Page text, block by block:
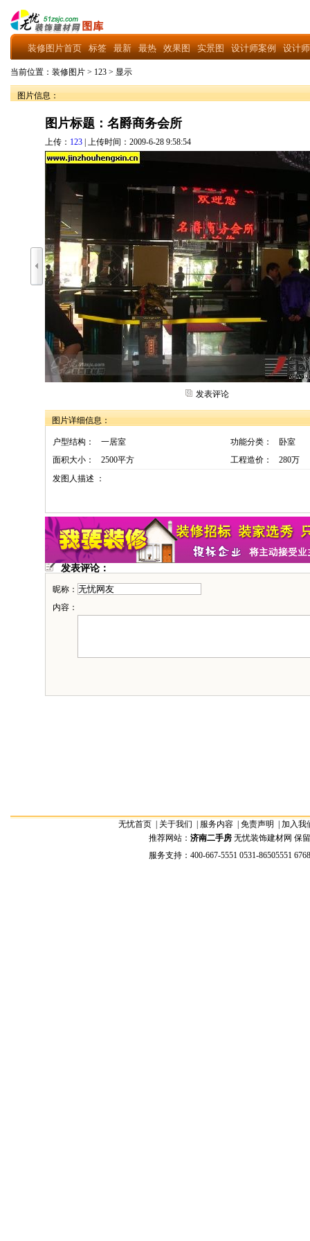
装修图片首页 标签 最新 最热 效果图 实景图 设计师案例 设计
当前位置： 装修图片 > 123 > 显示
图片信息：
图片标题：名爵商务会所
上传： 123 | 上传时间：2009-6-28 9:58:54
发表评论
图片详细信息：
户型结构： 一居室 功能分类：
卧室
面积大小：
2500平方 工程造价：
280万
发图人描述 ：
发表评论：
昵称：
内容：
无忧首页 关于我们 服务内容 免责声明
加入我
推荐网站： 济南二手房 无忧装饰建材网 保
服务支持：400-667-5551 0531-86505551